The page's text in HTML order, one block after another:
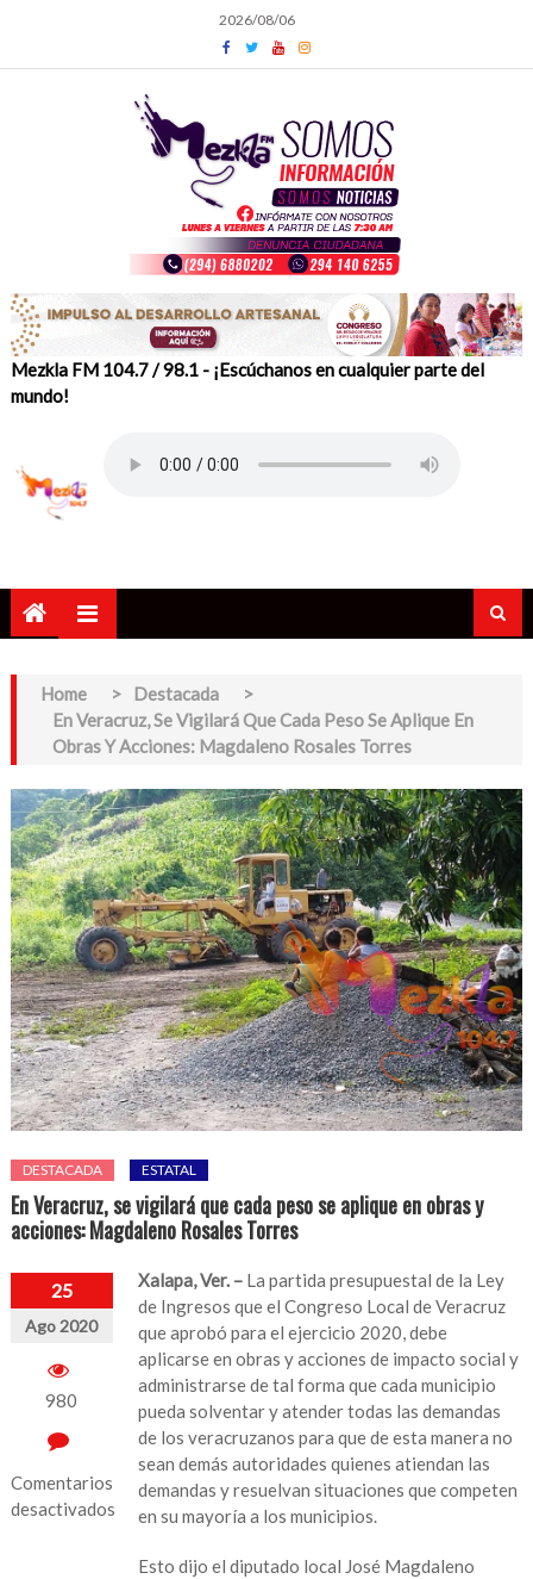
content
2026/08/06
Mezkla FM 104.7 / 98.1 - ¡Escúchanos en cualquier parte del
mundo!
Home > Destacada
>
En Veracruz, Se Vigilará Que Cada Peso Se Aplique En
Obras Y Acciones: Magdaleno Rosales Torres
DESTACADA ESTATAL
En Veracruz, se vigilará que cada peso se aplique en obras y
acciones: Magdaleno Rosales Torres
25
Ago 2020
980
Comentarios
desactivados
Xalapa, Ver. – La partida presupuestal de la Ley
de Ingresos que el Congreso Local de Veracruz
que aprobó para el ejercicio 2020, debe
aplicarse en obras y acciones de impacto social y
administrarse de tal forma que cada municipio
pueda solventar y atender todas las demandas
de los veracruzanos para que de esta manera no
sean demás autoridades quienes atiendan las
demandas y resuelvan situaciones que competen
en su mayoría a los municipios.
Esto dijo el diputado local José Magdaleno